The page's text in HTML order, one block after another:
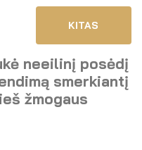
KITAS
neeilinį posėdį
smerkiantį
žmogaus